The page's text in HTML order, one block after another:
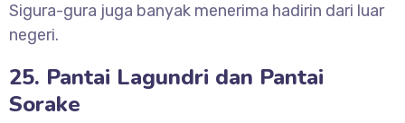
Sigura-gura juga banyak menerima hadirin dari luar
negeri.
25. Pantai Lagundri dan Pantai
Sorake